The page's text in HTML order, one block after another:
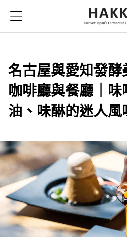
名古屋與愛知發
咖啡廳與餐廳｜
油、味醂的迷人風